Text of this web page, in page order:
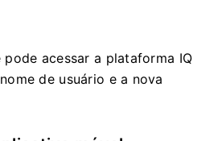
acessar a plataforma IQ
de usuário e a nova